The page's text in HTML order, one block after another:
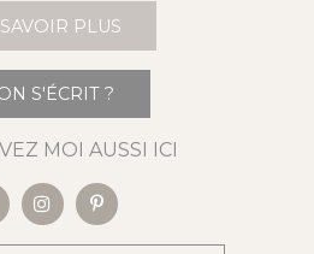
PLUS
S'ÉCRIT ?
MOI AUSSI ICI